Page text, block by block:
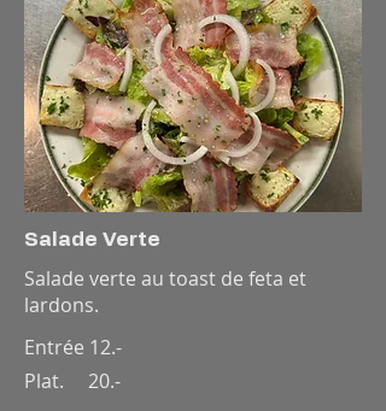
Salade Verte
Salade verte au toast de feta et
lardons.
Entrée 12.-
Plat. 20.-